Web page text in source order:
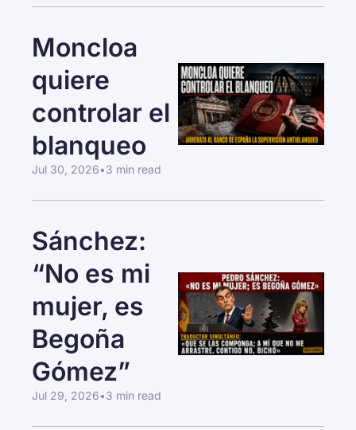
Moncloa
quiere
controlar el
blanqueo
Jul 30, 2026•3 min read
Sánchez:
“No es mi
mujer, es
Begoña
Gómez”
Jul 29, 2026•3 min read